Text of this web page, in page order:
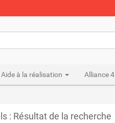
Aide à la réalisation Alliance 4
: Résultat de la recherche